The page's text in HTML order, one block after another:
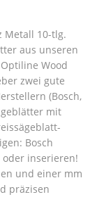
Metall 10-tlg.
aus unseren
Wood
zwei gute
(Bosch,
mit
Bosch
oder inserieren!
und einer mm
präzisen